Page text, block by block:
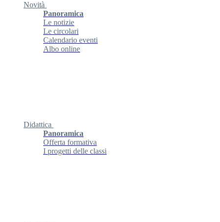
Novità
Panoramica
Le notizie
Le circolari
Calendario eventi
Albo online
Didattica
Panoramica
Offerta formativa
I progetti delle classi